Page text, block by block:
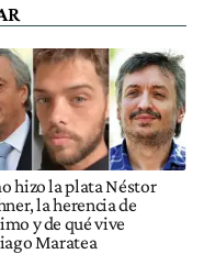
hizo la plata Néstor
la herencia de
y de qué vive
Maratea